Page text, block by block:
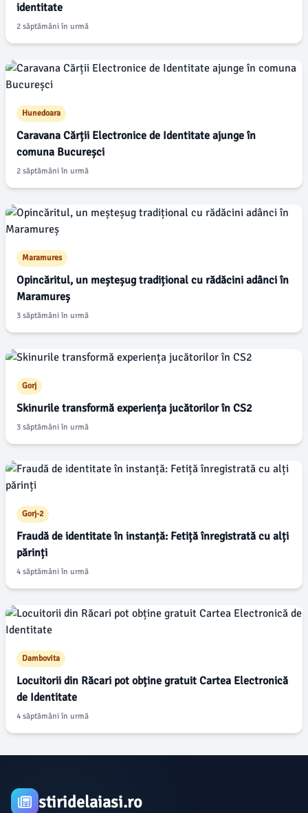
identitate
2 săptămâni în urmă
Hunedoara
Caravana Cărții Electronice de Identitate ajunge în
comuna Bucureșci
2 săptămâni în urmă
Maramures
Opincăritul, un meșteșug tradițional cu rădăcini adânci în
Maramureș
3 săptămâni în urmă
Gorj
Skinurile transformă experiența jucătorilor în CS2
3 săptămâni în urmă
Gorj-2
Fraudă de identitate în instanță: Fetiță înregistrată cu alți
părinți
4 săptămâni în urmă
Dambovita
Locuitorii din Răcari pot obține gratuit Cartea Electronică
de Identitate
4 săptămâni în urmă
stiridelaiasi.ro